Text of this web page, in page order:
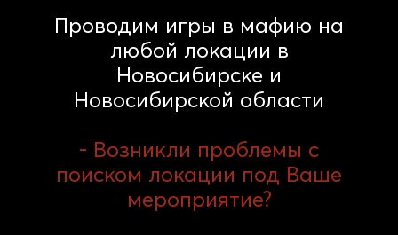
Проводим игры в мафию на
любой локации в
Новосибирске и
Новосибирской области
- Возникли проблемы с
поиском локации под Ваше
мероприятие?